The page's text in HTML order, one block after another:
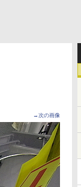
→次の画像